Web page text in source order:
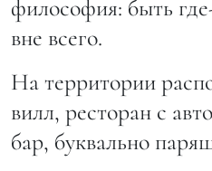
философия: быть
вне всего.
На территории
вилл, ресторан с
бар, буквально